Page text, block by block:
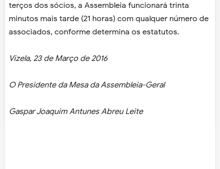
terços dos sócios, a Assembleia funcionará trinta
minutos mais tarde (21 horas) com qualquer número de
associados, conforme determina os estatutos.
Vizela, 23 de Março de 2016
O Presidente da Mesa da Assembleia-Geral
Gaspar Joaquim Antunes Abreu Leite